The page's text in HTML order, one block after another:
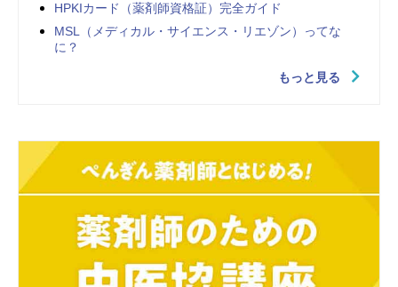
HPKIカード（薬剤師資格証）完全ガイド
MSL（メディカル・サイエンス・リエゾン）ってな
に？
もっと見る